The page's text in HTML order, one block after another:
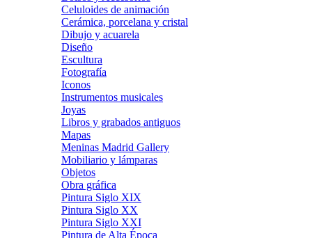
Celuloides de animación
Cerámica, porcelana y cristal
Dibujo y acuarela
Diseño
Escultura
Fotografía
Iconos
Instrumentos musicales
Joyas
Libros y grabados antiguos
Mapas
Meninas Madrid Gallery
Mobiliario y lámparas
Objetos
Obra gráfica
Pintura Siglo XIX
Pintura Siglo XX
Pintura Siglo XXI
Pintura de Alta Época